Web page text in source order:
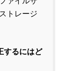
トレージ
するにはど